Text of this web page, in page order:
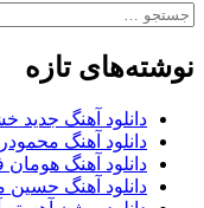
جستجو
نوشته‌های تازه
دانلود آهنگ جدید
دانلود آهنگ
دانلود آهنگ
دانلود آهنگ حسین